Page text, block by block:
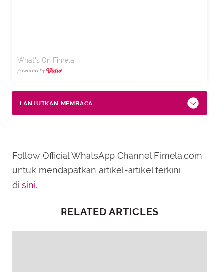
What's On Fimela
powered by
LANJUTKAN MEMBACA
Follow Official WhatsApp Channel Fimela.com
untuk mendapatkan artikel-artikel terkini
di sini.
RELATED ARTICLES